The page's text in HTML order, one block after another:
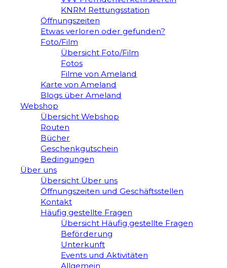
KNRM Rettungsstation
Öffnungszeiten
Etwas verloren oder gefunden?
Foto/Film
Übersicht Foto/Film
Fotos
Filme von Ameland
Karte von Ameland
Blogs über Ameland
Webshop
Übersicht Webshop
Routen
Bücher
Geschenkgutschein
Bedingungen
Über uns
Übersicht Über uns
Öffnungszeiten und Geschäftsstellen
Kontakt
Häufig gestellte Fragen
Übersicht Häufig gestellte Fragen
Beförderung
Unterkunft
Events und Aktivitäten
Allgemein